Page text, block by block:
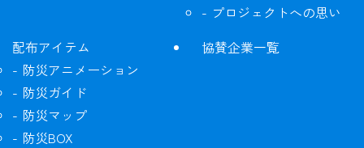
プロジェクトへの思い
配布アイテム
防災アニメーション
防災ガイド
防災マップ
防災BOX
協賛企業一覧